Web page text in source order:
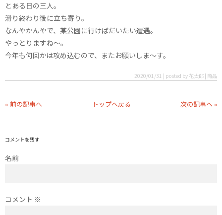
とある日の三人。
滑り終わり後に立ち寄り。
なんやかんやで、某公園に行けばだいたい遭遇。
やっとりますね〜。
今年も何回かは攻め込むので、またお願いしま〜す。
2020/01/31 | posted by 花太郎 | 商品
« 前の記事へ トップへ戻る 次の記事へ »
コメントを残す
名前
コメント ※